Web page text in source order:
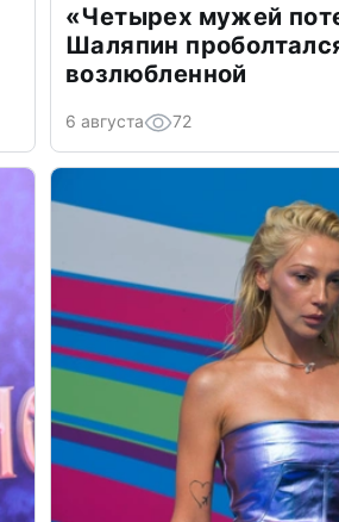
«Четырех мужей
Шаляпин
возлюбленной
6 августа 72